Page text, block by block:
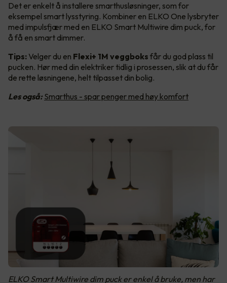
Det er enkelt å installere smarthusløsninger, som for
eksempel smart lysstyring. Kombiner en ELKO One lysbryter
med impulsfjær med en ELKO Smart Multiwire dim puck, for
å få en smart dimmer.
Tips: Velger du en Flexi+ 1M veggboks får du god plass til
pucken. Hør med din elektriker tidlig i prosessen, slik at du får
de rette løsningene, helt tilpasset din bolig.
Les også: Smarthus - spar penger med høy komfort
ELKO Smart Multiwire dim puck er enkel å bruke, men har